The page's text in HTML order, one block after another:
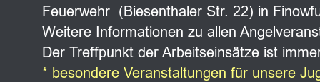
Feuerwehr  (Biesenthaler Str. 22) in
Weitere Informationen zu allen
Der Treffpunkt der Arbeitseinsätze ist
* besondere Veranstaltungen für unsere